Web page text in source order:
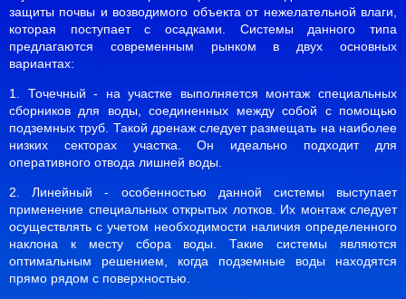
защиты почвы и возводимого объекта от нежелательной влаги,
которая поступает с осадками. Системы данного типа
предлагаются современным рынком в двух основных
вариантах:
1. Точечный - на участке выполняется монтаж специальных
сборников для воды, соединенных между собой с помощью
подземных труб. Такой дренаж следует размещать на наиболее
низких секторах участка. Он идеально подходит для
оперативного отвода лишней воды.
2. Линейный - особенностью данной системы выступает
применение специальных открытых лотков. Их монтаж следует
осуществлять с учетом необходимости наличия определенного
наклона к месту сбора воды. Такие системы являются
оптимальным решением, когда подземные воды находятся
прямо рядом с поверхностью.